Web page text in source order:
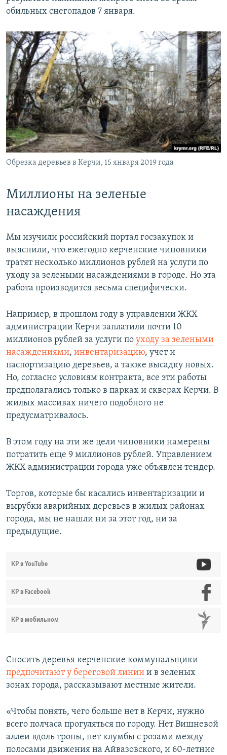
обильных снегопадов 7 января.
Обрезка деревьев в Керчи, 15 января 2019 года
Миллионы на зеленые
насаждения
Мы изучили российский портал госзакупок и
выяснили, что ежегодно керченские чиновники
тратят несколько миллионов рублей на услуги по
уходу за зелеными насаждениями в городе. Но эта
работа производится весьма специфически.
Например, в прошлом году в управлении ЖКХ
администрации Керчи заплатили почти 10
миллионов рублей за услуги по уходу за зелеными
насаждениями, инвентаризацию, учет и
паспортизацию деревьев, а также высадку новых.
Но, согласно условиям контракта, все эти работы
предполагались только в парках и скверах Керчи. В
жилых массивах ничего подобного не
предусматривалось.
В этом году на эти же цели чиновники намерены
потратить еще 9 миллионов рублей. Управлением
ЖКХ администрации города уже объявлен тендер.
Торгов, которые бы касались инвентаризации и
вырубки аварийных деревьев в жилых районах
города, мы не нашли ни за этот год, ни за
предыдущие.
КР в YouTube
КР в Facebook
КР в мобильном
Сносить деревья керченские коммунальщики
предпочитают у береговой линии и в зеленых
зонах города, рассказывают местные жители.
«Чтобы понять, чего больше нет в Керчи, нужно
всего полчаса прогуляться по городу. Нет Вишневой
аллеи вдоль тропы, нет клумбы с розами между
полосами движения на Айвазовского, и 60-летние